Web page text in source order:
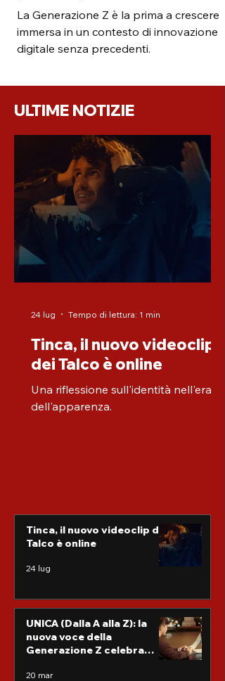
La Generazione Z è la prima a crescere
immersa in un contesto di innovazione
digitale senza precedenti.
ULTIME NOTIZIE
Tinca, il nuovo videoclip
dei Talco è online
Una riflessione sull'identità nell'era
dell'apparenza.
24 lug Tempo di lettura: 1 min
Tinca, il nuovo videoclip dei
Talco è online
24 lug
UNICA (Dalla A alla Z): la
nuova voce della
Generazione Z celebra
20 mar